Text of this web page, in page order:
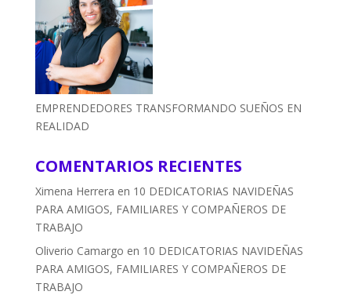
EMPRENDEDORES TRANSFORMANDO SUEÑOS EN
REALIDAD
COMENTARIOS RECIENTES
Ximena Herrera en 10 DEDICATORIAS NAVIDEÑAS
PARA AMIGOS, FAMILIARES Y COMPAÑEROS DE
TRABAJO
Oliverio Camargo en 10 DEDICATORIAS NAVIDEÑAS
PARA AMIGOS, FAMILIARES Y COMPAÑEROS DE
TRABAJO